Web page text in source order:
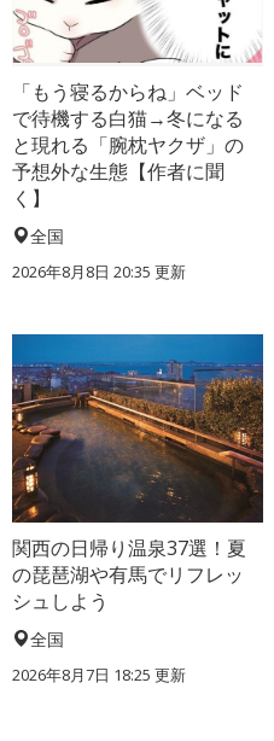
「もう寝るからね」ベッド
で待機する白猫→冬になる
と現れる「腕枕ヤクザ」の
予想外な生態【作者に聞
く】
全国
2026年8月8日 20:35 更新
関西の日帰り温泉37選！夏
の琵琶湖や有馬でリフレッ
シュしよう
全国
2026年8月7日 18:25 更新